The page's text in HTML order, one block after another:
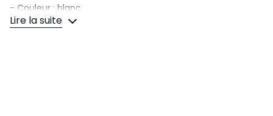
- Couleur : blanc
- Moderne et épuré
Lire la suite